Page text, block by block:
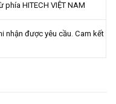
HITECH VIỆT NAM
nhận được yêu cầu. Cam kết